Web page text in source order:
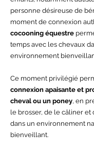
personne désireuse de
moment de connexion
cocooning équestre
temps avec les chevaux
environnement
Ce moment privilégié
connexion apaisante et
cheval ou un poney, en
le brosser, de le câliner
dans un environnement
bienveillant.